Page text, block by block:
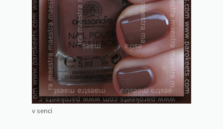
v senci